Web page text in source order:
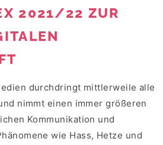
2021/22 ZUR
durchdringt mittlerweile alle
nimmt einen immer größeren
Kommunikation und
wie Hass, Hetze und